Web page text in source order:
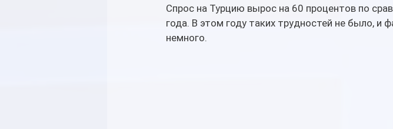
Спрос на Турцию вырос на 60 процентов по
года. В этом году таких трудностей не было, и
немного.